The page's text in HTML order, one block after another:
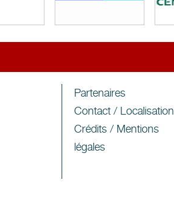
Partenaires
Contact / Localisation
Crédits / Mentions
légales